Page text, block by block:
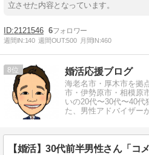
立させた内容となっています。
2121546 6
週間IN:140 週間OUT:500 月間IN:460
8 婚活応援ブログ
海老名市・厚木市を拠
市・伊勢原市・相模原
いの20代〜30代〜40
た、男性アドバイザー